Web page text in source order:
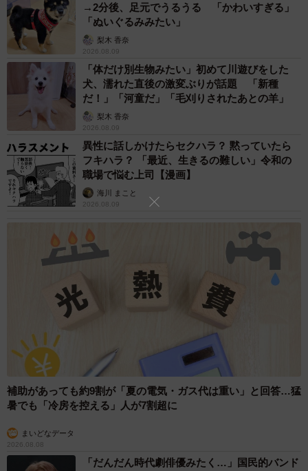
→2分後、足元でうるうる 「かわいすぎる」
「ぬいぐるみみたい」
梨木 香奈
2026.08.09
「体だけ別生物みたい」初めて川遊びをした
犬、濡れた直後の激変ぶりが話題 「新種
だ！」「河童だ」「毛刈りされたあとの羊」
梨木 香奈
2026.08.09
異性に話しかけたらセクハラ？ 黙っていたら
フキハラ？ 「最近、生きるの難しい」令和の
職場で悩む上司【漫画】
海川 まこと
2026.08.09
補助があっても約9割が「夏の電気・ガス代は重い」と回答…猛
暑でも「冷房を控える」人が7割超に
まいどなデータ
2026.08.08
「だんだん時代劇俳優みたく…」国民的バンド